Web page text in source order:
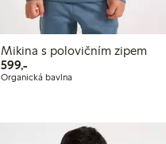
Mikina s polovičním zipem
599,-599,00 Kč
Organická bavlna